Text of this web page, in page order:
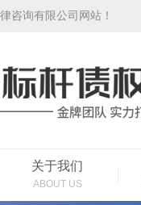
咨询有限公司网站！
关于我们
ABOUT US